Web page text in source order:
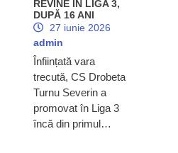
REVINE ÎN LIGA 3,
DUPĂ 16 ANI
27 iunie 2026
admin
Înființată vara
trecută, CS Drobeta
Turnu Severin a
promovat în Liga 3
încă din primul…